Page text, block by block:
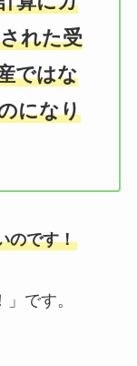
れた受
ではな
になり
のです！
です。